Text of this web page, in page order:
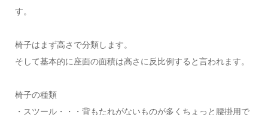
す。
椅子はまず高さで分類します。
そして基本的に座面の面積は高さに反比例すると言われます。
椅子の種類
・スツール・・・背もたれがないものが多くちょっと腰掛用で